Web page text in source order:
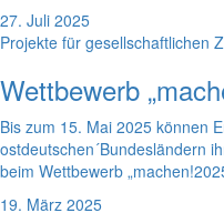
27. Juli 2025
Projekte für gesellschaftlichen
Wettbewerb
Bis zum 15. Mai 2025 können
ostdeutschen´Bundesländern
beim Wettbewerb
19. März 2025